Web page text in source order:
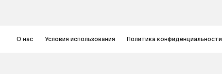
О нас Условия использования Политика конфиденциальности